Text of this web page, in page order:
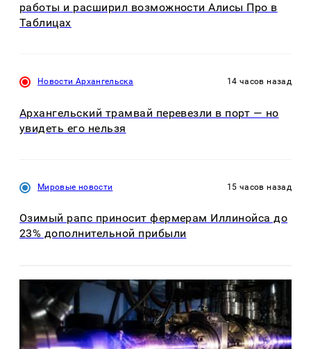
работы и расширил возможности Алисы Про в
Таблицах
Новости Архангельска 14 часов назад
Архангельский трамвай перевезли в порт — но
увидеть его нельзя
Мировые новости 15 часов назад
Озимый рапс приносит фермерам Иллинойса до
23% дополнительной прибыли